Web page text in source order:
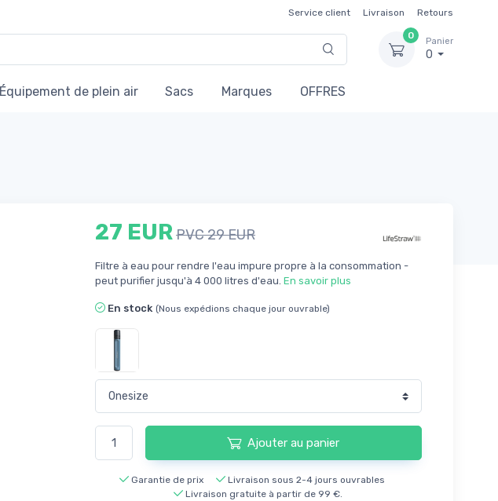
Service client Livraison Retours
0
Panier
0
Équipement de plein air Sacs Marques OFFRES
27 EURPVC 29 EUR
Filtre à eau pour rendre l'eau impure propre à la consommation -
peut purifier jusqu'à 4 000 litres d'eau. En savoir plus
En stock (Nous expédions chaque jour ouvrable)
Ajouter au panier
Garantie de prix
Livraison sous 2-4 jours ouvrables
Livraison gratuite à partir de 99 €.